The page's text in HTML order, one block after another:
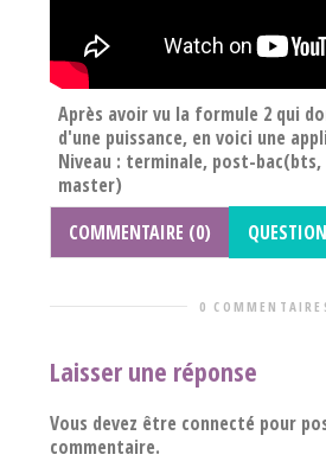
Après avoir vu la formule 2 qui
d'une puissance, en voici une
Niveau : terminale, post-
master)
COMMENTAIRE (0)
0
Laisser une réponse
Vous devez être connecté pour
commentaire.